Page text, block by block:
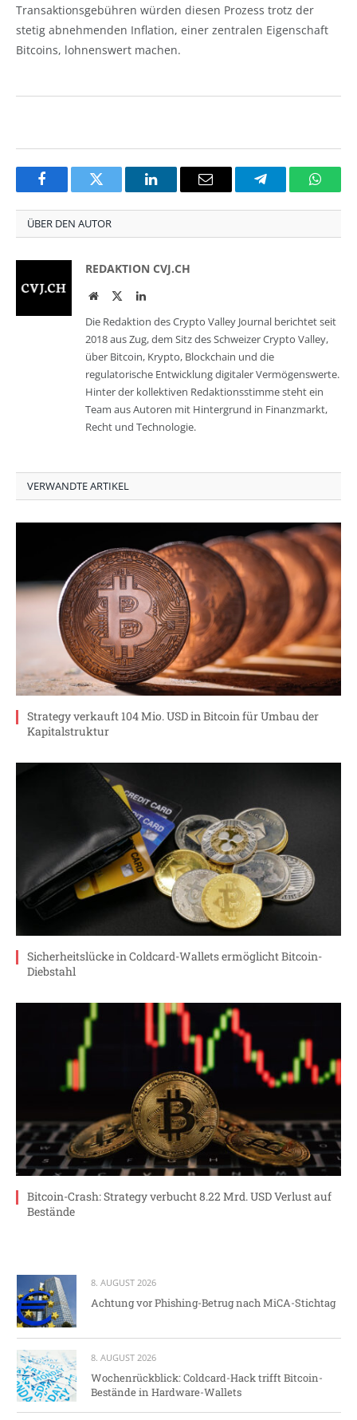
Transaktionsgebühren würden diesen Prozess trotz der
stetig abnehmenden Inflation, einer zentralen Eigenschaft
Bitcoins, lohnenswert machen.
FacebookTwitter LinkedInEmail Telegram
ÜBER DEN AUTOR
REDAKTION CVJ.CH
WebsiteTwitterLinkedIn
Die Redaktion des Crypto Valley Journal berichtet seit
2018 aus Zug, dem Sitz des Schweizer Crypto Valley,
über Bitcoin, Krypto, Blockchain und die
regulatorische Entwicklung digitaler Vermögenswerte.
Hinter der kollektiven Redaktionsstimme steht ein
Team aus Autoren mit Hintergrund in Finanzmarkt,
Recht und Technologie.
VERWANDTE ARTIKEL
Strategy verkauft 104 Mio. USD in Bitcoin für Umbau der
Kapitalstruktur
Sicherheitslücke in Coldcard-Wallets ermöglicht Bitcoin-
Diebstahl
Bitcoin-Crash: Strategy verbucht 8.22 Mrd. USD Verlust auf
Bestände
8. AUGUST 2026
Achtung vor Phishing-Betrug nach MiCA-Stichtag
8. AUGUST 2026
Wochenrückblick: Coldcard-Hack trifft Bitcoin-
Bestände in Hardware-Wallets